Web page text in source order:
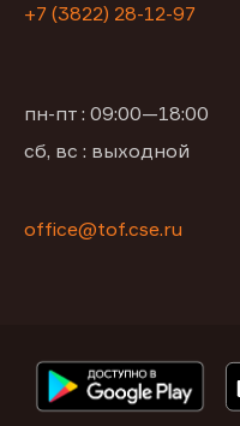
+7 (3822) 28-12-97
пн-пт : 09:00—18:00
сб, вс : выходной
office@tof.cse.ru